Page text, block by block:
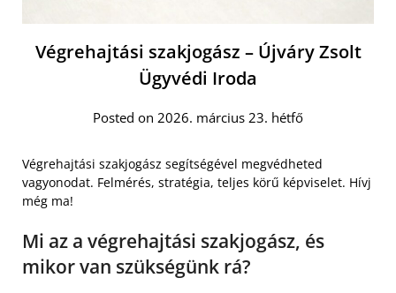
Végrehajtási szakjogász – Újváry Zsolt
Ügyvédi Iroda
Posted on 2026. március 23. hétfő
Végrehajtási szakjogász segítségével megvédheted
vagyonodat. Felmérés, stratégia, teljes körű képviselet. Hívj
még ma!
Mi az a végrehajtási szakjogász, és
mikor van szükségünk rá?